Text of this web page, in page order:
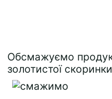
Обсмажуємо
золотистої